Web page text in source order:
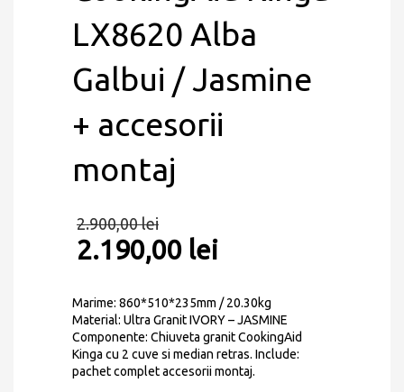
LX8620 Alba
Galbui / Jasmine
+ accesorii
montaj
2.900,00lei
2.190,00 lei
Marime: 860*510*235mm / 20.30kg
Material: Ultra Granit IVORY – JASMINE
Componente: Chiuveta granit CookingAid
Kinga cu 2 cuve si median retras. Include:
pachet complet accesorii montaj.